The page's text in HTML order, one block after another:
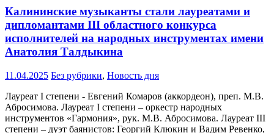
Калининские музыканты стали лауреатами и
дипломантами III областного конкурса
исполнителей на народных инструментах имени
Анатолия Талдыкина
11.04.2025 Без рубрики, Новость дня
Лауреат I степени - Евгений Комаров (аккордеон), преп. М.В.
Абросимова. Лауреат I степени – оркестр народных
инструментов «Гармония», рук. М.В. Абросимова. Лауреат III
степени – дуэт баянистов: Георгий Клюкин и Вадим Ревенко,